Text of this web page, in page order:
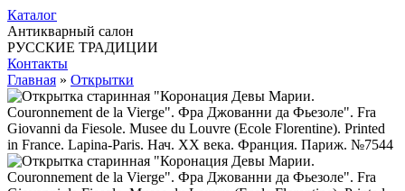
Каталог
Антикварный салон
РУССКИЕ ТРАДИЦИИ
Контакты
Главная » Открытки